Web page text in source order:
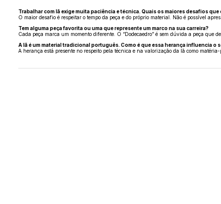
Trabalhar com lã exige muita paciência e técnica. Quais os maiores desafios
O maior desafio é respeitar o tempo da peça e do próprio material. Não é possível
Tem alguma peça favorita ou uma que represente um marco na sua carreira?
Cada peça marca um momento diferente. O “Dodecaedro” é sem dúvida a peça
A lã é um material tradicional português. Como é que essa herança influencia o
A herança está presente no respeito pela técnica e na valorização da lã como